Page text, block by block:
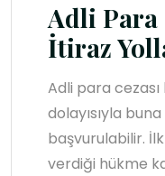
Adli Para
İtiraz
Adli para
dolayısıyla
başvurulabilir.
verdiği hükme